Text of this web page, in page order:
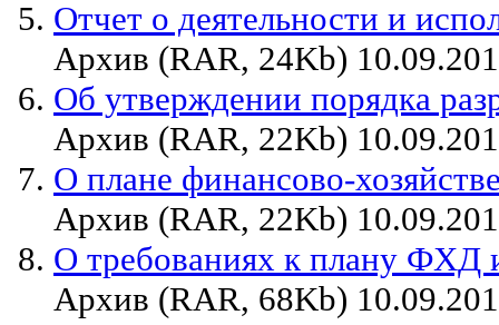
Отчет о деятельности и
Архив (RAR, 24Kb)
Об утверждении порядка
Архив (RAR, 22Kb)
О плане финансово-
Архив (RAR, 22Kb)
О требованиях к плану ФХД
Архив (RAR, 68Kb)